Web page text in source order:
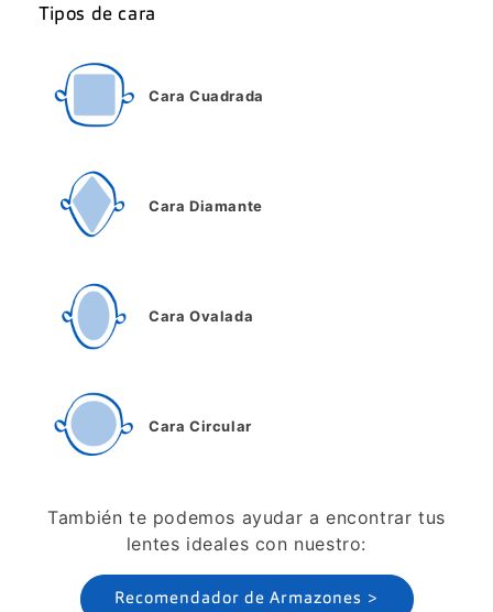
Tipos de cara
Cara Cuadrada
Cara Diamante
Cara Ovalada
Cara Circular
También te podemos ayudar a encontrar tus
lentes ideales con nuestro:
Recomendador de Armazones >